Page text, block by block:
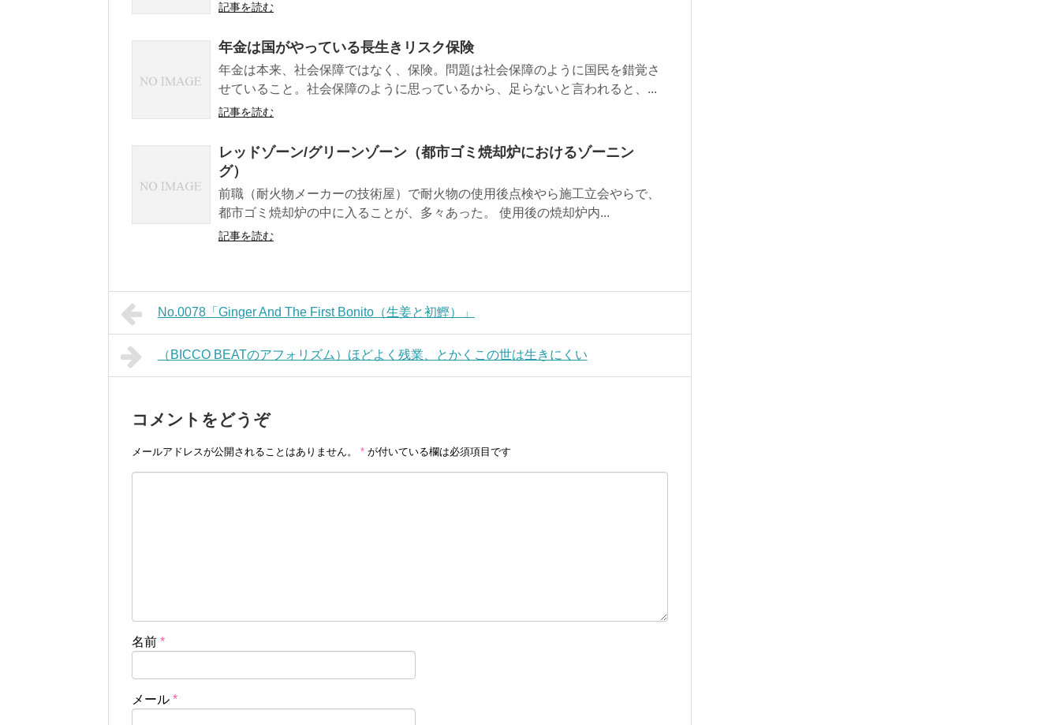
記事を読む
年金は国がやっている長生きリスク保険
年金は本来、社会保障ではなく、保険。問題は社会保障のように国民を錯覚さ
せていること。社会保障のように思っているから、足らないと言われると、...
記事を読む
レッドゾーン/グリーンゾーン（都市ゴミ焼却炉におけるゾーニン
グ）
前職（耐火物メーカーの技術屋）で耐火物の使用後点検やら施工立会やらで、
都市ゴミ焼却炉の中に入ることが、多々あった。 使用後の焼却炉内...
記事を読む
No.0078「Ginger And The First Bonito（生姜と初鰹）」
（BICCO BEATのアフォリズム）ほどよく残業、とかくこの世は生きにくい
コメントをどうぞ
メールアドレスが公開されることはありません。 * が付いている欄は必須項目です
名前 *
メール *